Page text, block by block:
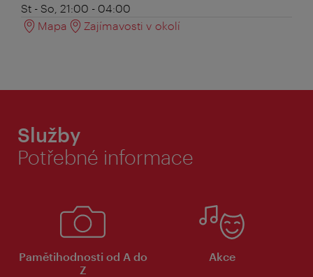
St - So, 21:00 - 04:00
Mapa
Zajímavosti v okolí
Služby
Potřebné informace
Pamětihodnosti od A do
Z
Akce